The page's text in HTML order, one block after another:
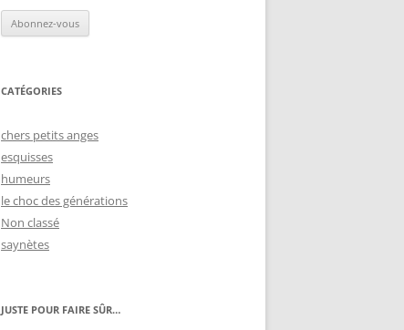
CATÉGORIES
chers petits anges
esquisses
humeurs
le choc des générations
Non classé
saynètes
JUSTE POUR FAIRE SÛR…